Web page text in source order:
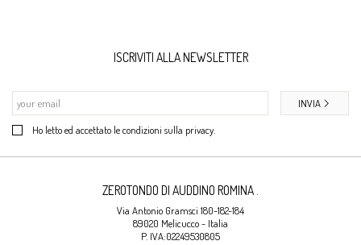
ISCRIVITI ALLA NEWSLETTER
Ho letto ed accettato le condizioni sulla privacy.
INVIA
ZEROTONDO DI AUDDINO ROMINA .
Via Antonio Gramsci 180-182-184
89020 Melicucco - Italia
P. IVA:02249530805